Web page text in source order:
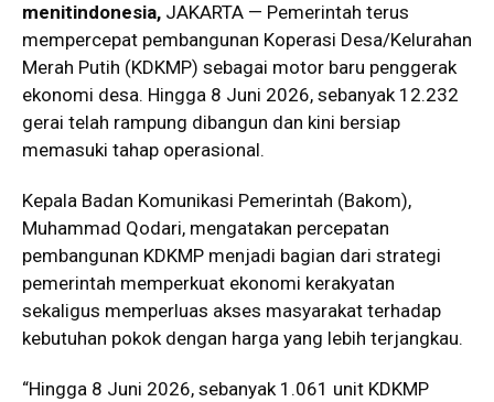
menitindonesia, JAKARTA — Pemerintah terus
mempercepat pembangunan Koperasi Desa/Kelurahan
Merah Putih (KDKMP) sebagai motor baru penggerak
ekonomi desa. Hingga 8 Juni 2026, sebanyak 12.232
gerai telah rampung dibangun dan kini bersiap
memasuki tahap operasional.
Kepala Badan Komunikasi Pemerintah (Bakom),
Muhammad Qodari, mengatakan percepatan
pembangunan KDKMP menjadi bagian dari strategi
pemerintah memperkuat ekonomi kerakyatan
sekaligus memperluas akses masyarakat terhadap
kebutuhan pokok dengan harga yang lebih terjangkau.
“Hingga 8 Juni 2026, sebanyak 1.061 unit KDKMP